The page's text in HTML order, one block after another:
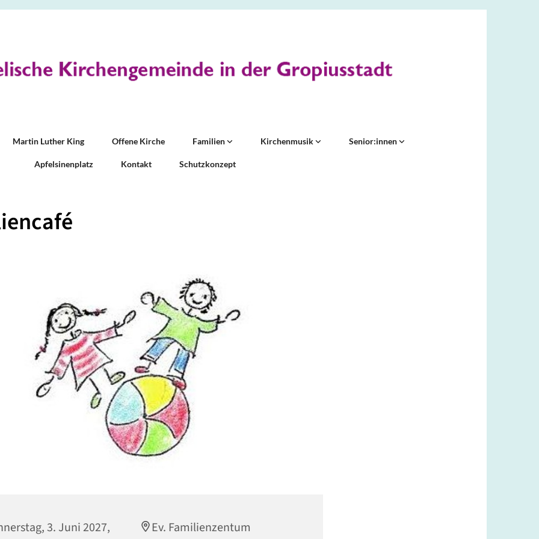
Martin Luther King Offene Kirche Familien Kirchenmusik Senior:innen
Apfelsinenplatz Kontakt Schutzkonzept
3. Juni 2027,
Ev. Familienzentum